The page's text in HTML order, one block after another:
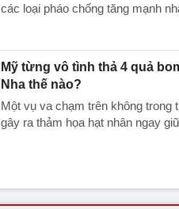
các loại pháo chống tăng mạnh
Mỹ từng vô tình thả 4 quả
Nha thế nào?
Một vụ va chạm trên không trong
gây ra thảm họa hạt nhân ngay